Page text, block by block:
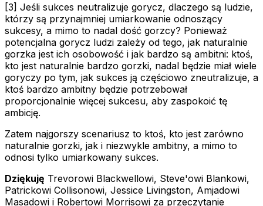
[3] Jeśli sukces neutralizuje gorycz, dlaczego są ludzie,
którzy są przynajmniej umiarkowanie odnoszący
sukcesy, a mimo to nadal dość gorzcy? Ponieważ
potencjalna gorycz ludzi zależy od tego, jak naturalnie
gorzka jest ich osobowość i jak bardzo są ambitni: ktoś,
kto jest naturalnie bardzo gorzki, nadal będzie miał wiele
goryczy po tym, jak sukces ją częściowo zneutralizuje, a
ktoś bardzo ambitny będzie potrzebował
proporcjonalnie więcej sukcesu, aby zaspokoić tę
ambicję.
Zatem najgorszy scenariusz to ktoś, kto jest zarówno
naturalnie gorzki, jak i niezwykle ambitny, a mimo to
odnosi tylko umiarkowany sukces.
Dziękuję Trevorowi Blackwellowi, Steve'owi Blankowi,
Patrickowi Collisonowi, Jessice Livingston, Amjadowi
Masadowi i Robertowi Morrisowi za przeczytanie